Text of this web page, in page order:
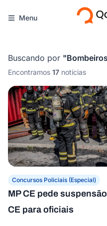
Menu
Buscando por "
Encontramos 17 notícias
Concursos Policiais (Especial)
MP CE pede
CE para oficiais